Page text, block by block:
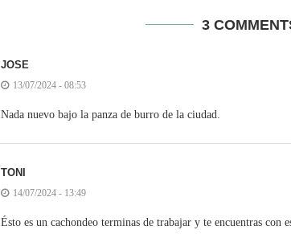
3
JOSE
13/07/2024 - 08:53
Nada nuevo bajo la panza de burro de la ciudad.
TONI
14/07/2024 - 13:49
Ésto es un cachondeo terminas de trabajar y te encuentras con